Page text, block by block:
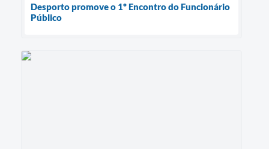
Desporto promove o 1º Encontro do Funcionário
Público